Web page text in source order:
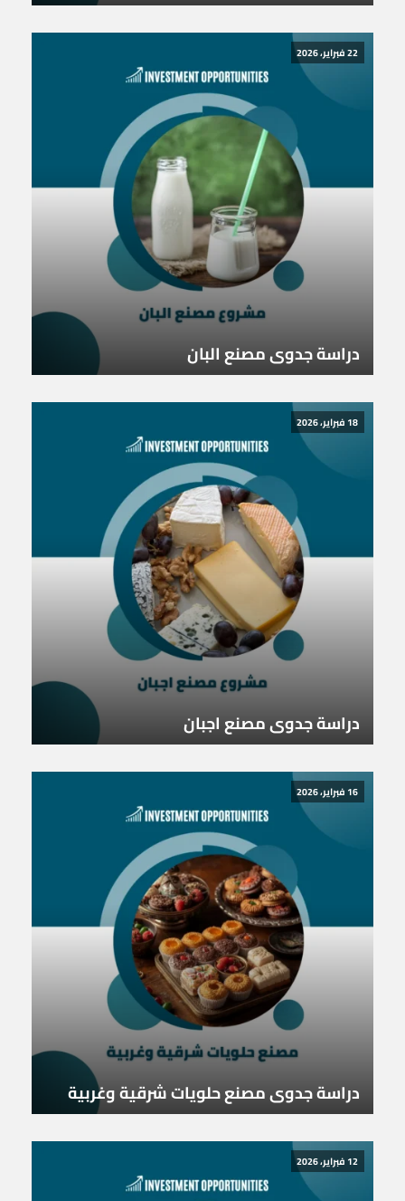
22 فبراير، 2026
دراسة جدوى مصنع البان
18 فبراير، 2026
دراسة جدوى مصنع اجبان
16 فبراير، 2026
دراسة جدوى مصنع حلويات شرقية وغربية
12 فبراير، 2026